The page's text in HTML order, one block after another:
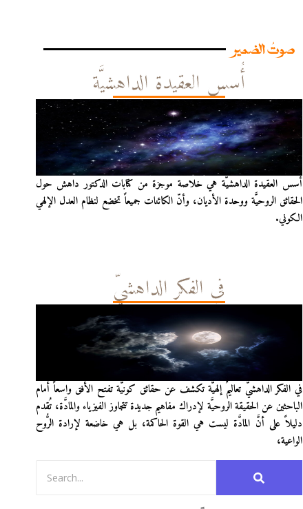
صوتُ الضمير
أُسس العقيدة الداهشيَّة
أُسس العقيدة الداهشيّة هي خلاصة موجزة من كتابات الدكتور داهش حول
الحقائق الروحيَّة ووحدة الأديان، وأنّ الكائنات جميعاً تخضع لنظام العدل الإلهي
الكوني.
في الفكر الداهشيّ
في الفكر الداهشيّ تعاليمٌ إلهيَّة تكشف عن حقائق كونيَّة تفتح الأفق واسعاً أمام
الباحثين عن الحقيقة الروحيَّة لإدراك مفاهيم جديدة تتجاوز الفيزياء والمادَّة، تُقدم
دليلاً على أنَّ المادَّة ليست هي القوة الحاكمة، بل هي خاضعة لإرادة الرُّوح
الواعية،